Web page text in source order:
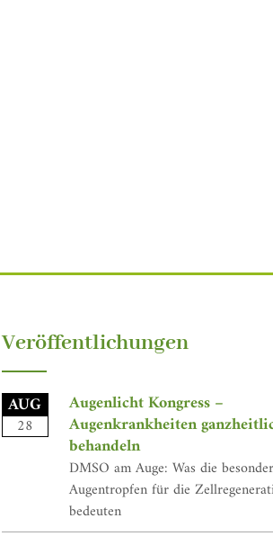
Veröffentlichungen
AUG
28
Augenlicht Kongress –
Augenkrankheiten
behandeln
DMSO am Auge: Was die
Augentropfen für die
bedeuten